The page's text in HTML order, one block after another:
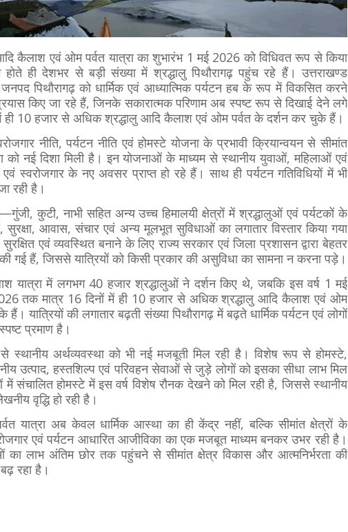
कैलाश एवं ओम पर्वत यात्रा का शुभारंभ 1 मई 2026 को विधिवत रूप से किया
होते ही देशभर से बड़ी संख्या में श्रद्धालु पिथौरागढ़ पहुंच रहे हैं। उत्तराखण्ड
जनपद पिथौरागढ़ को धार्मिक एवं आध्यात्मिक पर्यटन हब के रूप में विकसित करने
किए जा रहे हैं, जिनके सकारात्मक परिणाम अब स्पष्ट रूप से दिखाई देने लगे
ही 10 हजार से अधिक श्रद्धालु आदि कैलाश एवं ओम पर्वत के दर्शन कर चुके हैं।
नीति, पर्यटन नीति एवं होमस्टे योजना के प्रभावी क्रियान्वयन से सीमांत
को नई दिशा मिली है। इन योजनाओं के माध्यम से स्थानीय युवाओं, महिलाओं एवं
एवं स्वरोजगार के नए अवसर प्राप्त हो रहे हैं। साथ ही पर्यटन गतिविधियों में भी
रही है।
कुटी, नाभी सहित अन्य उच्च हिमालयी क्षेत्रों में श्रद्धालुओं एवं पर्यटकों के
आवास, संचार एवं अन्य मूलभूत सुविधाओं का लगातार विस्तार किया गया
एवं व्यवस्थित बनाने के लिए राज्य सरकार एवं जिला प्रशासन द्वारा बेहतर
गई हैं, जिससे यात्रियों को किसी प्रकार की असुविधा का सामना न करना पड़े।
यात्रा में लगभग 40 हजार श्रद्धालुओं ने दर्शन किए थे, जबकि इस वर्ष 1 मई
तक मात्र 16 दिनों में ही 10 हजार से अधिक श्रद्धालु आदि कैलाश एवं ओम
यात्रियों की लगातार बढ़ती संख्या पिथौरागढ़ में बढ़ते धार्मिक पर्यटन एवं लोगों
प्रमाण है।
स्थानीय अर्थव्यवस्था को भी नई मजबूती मिल रही है। विशेष रूप से होमस्टे,
उत्पाद, हस्तशिल्प एवं परिवहन सेवाओं से जुड़े लोगों को इसका सीधा लाभ मिल
में संचालित होमस्टे में इस वर्ष विशेष रौनक देखने को मिल रही है, जिससे स्थानीय
वृद्धि हो रही है।
यात्रा अब केवल धार्मिक आस्था का ही केंद्र नहीं, बल्कि सीमांत क्षेत्रों के
एवं पर्यटन आधारित आजीविका का एक मजबूत माध्यम बनकर उभर रही है।
का लाभ अंतिम छोर तक पहुंचने से सीमांत क्षेत्र विकास और आत्मनिर्भरता की
रहा है।